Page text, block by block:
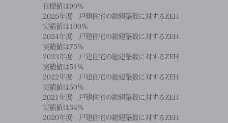
目標値は90％
2025年度 戸建住宅の総建築数に対するZEH
実績値は100％
2024年度 戸建住宅の総建築数に対するZEH
実績値は75％
2023年度 戸建住宅の総建築数に対するZEH
実績値は51％
2022年度 戸建住宅の総建築数に対するZEH
実績値は50％
2021年度 戸建住宅の総建築数に対するZEH
実績値は34％
2020年度 戸建住宅の総建築数に対するZEH